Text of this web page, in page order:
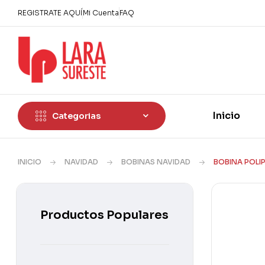
REGISTRATE AQUÍ Mi Cuenta FAQ
Categorias Inicio
INICIO NAVIDAD BOBINAS NAVIDAD BOBINA
Productos Populares